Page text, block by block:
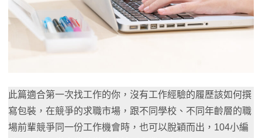
此篇適合第一次找工作的你，沒有工作經驗的履歷該如何撰
寫包裝，在競爭的求職市場，跟不同學校、不同年齡層的職
場前輩競爭同一份工作機會時，也可以脫穎而出，104小編